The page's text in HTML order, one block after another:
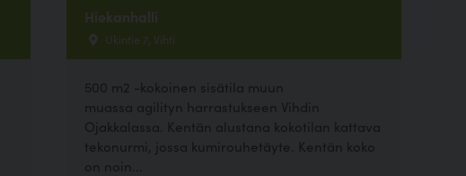
Hiekanhalli
Ukintie 7, Vihti
500 m2 -kokoinen sisätila muun
muassa agilityn harrastukseen Vihdin
Ojakkalassa. Kentän alustana kokotilan kattava
tekonurmi, jossa kumirouhetäyte. Kentän koko
on noin...